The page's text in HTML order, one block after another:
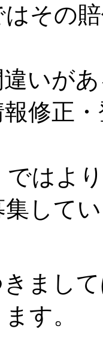
その
いが
修正
ではよ
集して
まし
す。